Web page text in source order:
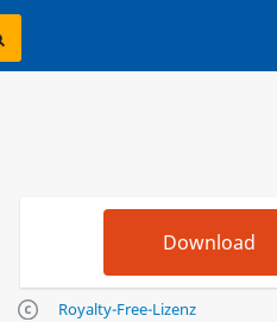
Royalty-Free-Lizenz